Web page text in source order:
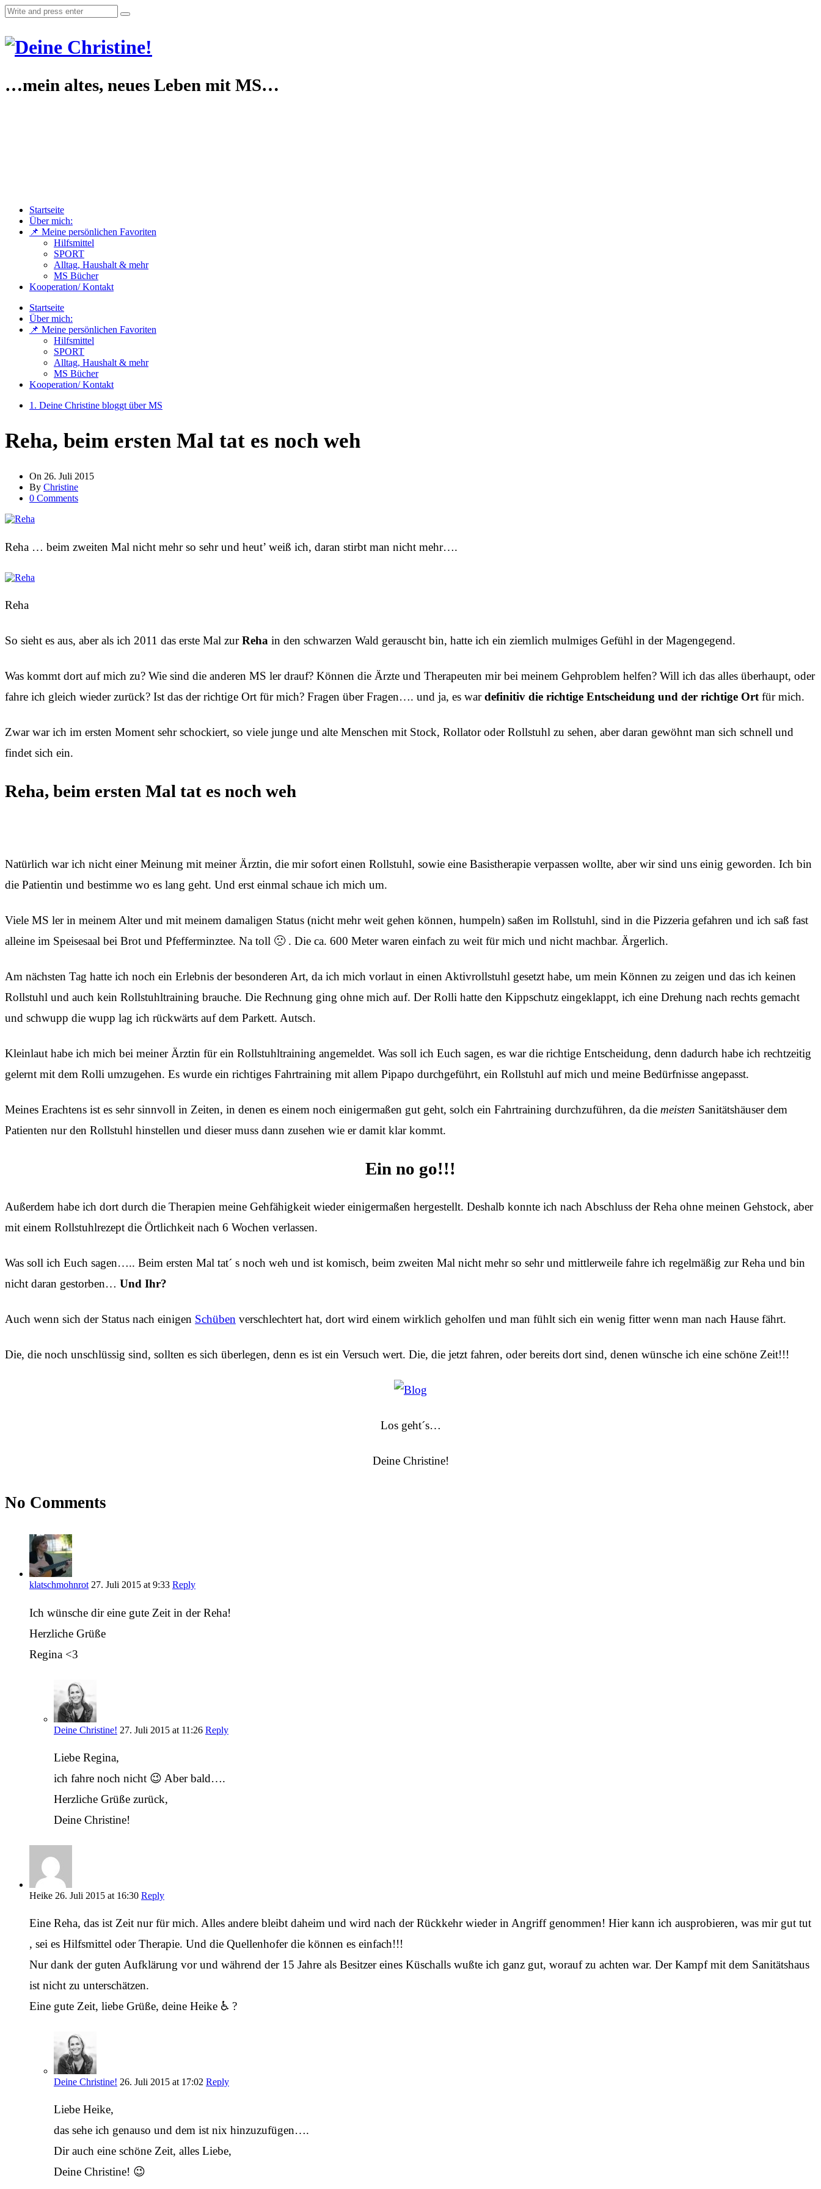
…mein altes, neues Leben mit MS…
Startseite
Über mich:
📌 Meine persönlichen Favoriten
Hilfsmittel
SPORT
Alltag, Haushalt & mehr
MS Bücher
Kooperation/ Kontakt
Startseite
Über mich:
📌 Meine persönlichen Favoriten
Hilfsmittel
SPORT
Alltag, Haushalt & mehr
MS Bücher
Kooperation/ Kontakt
1. Deine Christine bloggt über MS
Reha, beim ersten Mal tat es noch weh
On 26. Juli 2015
By Christine
0 Comments
Reha … beim zweiten Mal nicht mehr so sehr und heut’ weiß ich, daran stirbt man nicht mehr….
Reha
So sieht es aus, aber als ich 2011 das erste Mal zurReha in den schwarzen Wald gerauscht bin, hatte ich ein ziemlich mulmiges Gefühl in der Magengegend.
Was kommt dort auf mich zu? Wie sind die anderen MS ler drauf? Können die Ärzte und Therapeuten mir bei meinem Gehproblem helfen? Will ich das alles überhaupt, oder
fahre ich gleich wieder zurück? Ist das der richtige Ort für mich? Fragen über Fragen…. und ja, es wardefinitiv die richtige Entscheidung und der richtige Ort für mich.
Zwar war ich im ersten Moment sehr schockiert, so viele junge und alte Menschen mit Stock, Rollator oder Rollstuhl zu sehen, aber daran gewöhnt man sich schnell und
findet sich ein.
Reha, beim ersten Mal tat es noch weh
Natürlich war ich nicht einer Meinung mit meiner Ärztin, die mir sofort einen Rollstuhl, sowie eine Basistherapie verpassen wollte, aber wir sind uns einig geworden. Ich bin
die Patientin und bestimme wo es lang geht. Und erst einmal schaue ich mich um.
Viele MS ler in meinem Alter und mit meinem damaligen Status (nicht mehr weit gehen können, humpeln) saßen im Rollstuhl, sind in die Pizzeria gefahren und ich saß fast
alleine im Speisesaal bei Brot und Pfefferminztee. Na toll 🙁 . Die ca. 600 Meter waren einfach zu weit für mich und nicht machbar. Ärgerlich.
Am nächsten Tag hatte ich noch ein Erlebnis der besonderen Art, da ich mich vorlaut in einen Aktivrollstuhl gesetzt habe, um mein Können zu zeigen und das ich keinen
Rollstuhl und auch kein Rollstuhltraining brauche. Die Rechnung ging ohne mich auf. Der Rolli hatte den Kippschutz eingeklappt, ich eine Drehung nach rechts gemacht
und schwupp die wupp lag ich rückwärts auf dem Parkett. Autsch.
Kleinlaut habe ich mich bei meiner Ärztin für ein Rollstuhltraining angemeldet. Was soll ich Euch sagen, es war die richtige Entscheidung, denn dadurch habe ich rechtzeitig
gelernt mit dem Rolli umzugehen. Es wurde ein richtiges Fahrtraining mit allem Pipapo durchgeführt, ein Rollstuhl auf mich und meine Bedürfnisse angepasst.
Meines Erachtens ist es sehr sinnvoll in Zeiten, in denen es einem noch einigermaßen gut geht, solch ein Fahrtraining durchzuführen, da die meisten Sanitätshäuser dem
Patienten nur den Rollstuhl hinstellen und dieser muss dann zusehen wie er damit klar kommt.
Ein no go!!!
Außerdem habe ich dort durch die Therapien meine Gehfähigkeit wieder einigermaßen hergestellt. Deshalb konnte ich nach Abschluss der Reha ohne meinen Gehstock, aber
mit einem Rollstuhlrezept die Örtlichkeit nach 6 Wochen verlassen.
Was soll ich Euch sagen….. Beim ersten Mal tat´ s noch weh und ist komisch, beim zweiten Mal nicht mehr so sehr und mittlerweile fahre ich regelmäßig zur Reha und bin
nicht daran gestorben… Und Ihr?
Auch wenn sich der Status nach einigen Schüben verschlechtert hat, dort wird einem wirklich geholfen und man fühlt sich ein wenig fitter wenn man nach Hause fährt.
Die, die noch unschlüssig sind, sollten es sich überlegen, denn es ist ein Versuch wert. Die, die jetzt fahren, oder bereits dort sind, denen wünsche ich eine schöne Zeit!!!
Los geht´s…
Deine Christine!
No Comments
klatschmohnrot 27. Juli 2015 at 9:33 Reply
Ich wünsche dir eine gute Zeit in der Reha!
Herzliche Grüße
Regina <3
Deine Christine! 27. Juli 2015 at 11:26 Reply
Liebe Regina,
ich fahre noch nicht 😉 Aber bald….
Herzliche Grüße zurück,
Deine Christine!
Heike 26. Juli 2015 at 16:30 Reply
Eine Reha, das ist Zeit nur für mich. Alles andere bleibt daheim und wird nach der Rückkehr wieder in Angriff genommen! Hier kann ich ausprobieren, was mir gut tut
, sei es Hilfsmittel oder Therapie. Und die Quellenhofer die können es einfach!!!
Nur dank der guten Aufklärung vor und während der 15 Jahre als Besitzer eines Küschalls wußte ich ganz gut, worauf zu achten war. Der Kampf mit dem Sanitätshaus
ist nicht zu unterschätzen.
Eine gute Zeit, liebe Grüße, deine Heike ♿️ ?
Deine Christine! 26. Juli 2015 at 17:02 Reply
Liebe Heike,
das sehe ich genauso und dem ist nix hinzuzufügen….
Dir auch eine schöne Zeit, alles Liebe,
Deine Christine! 😉